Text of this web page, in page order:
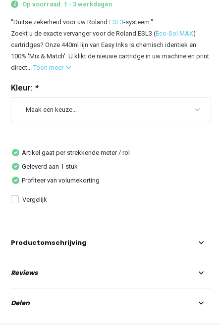
Op voorraad: 1 - 3 werkdagen
"Duitse zekerheid voor uw RolandESL3-systeem."
Zoekt u de exacte vervanger voor de Roland ESL3 (Eco-Sol MAX)
cartridges? Onze 440ml lijn van Easy Inks is chemisch identiek en
100% 'Mix & Match'. U klikt de nieuwe cartridge in uw machine en print
direct...Toon meer
Kleur: *
Artikel gaat per strekkende meter / rol
Geleverd aan 1 stuk
Profiteer van volumekorting
Vergelijk
Productomschrijving
Reviews
Delen